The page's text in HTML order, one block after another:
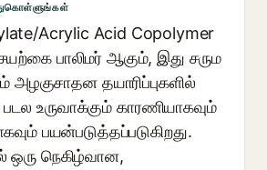
Acrylic Acid Copolymer
பாலிமர் ஆகும், இது சரும
அழகுசாதன தயாரிப்புகளில்
உருவாக்கும் காரணியாகவும்
பயன்படுத்தப்படுகிறது.
ஒரு நெகிழ்வான,